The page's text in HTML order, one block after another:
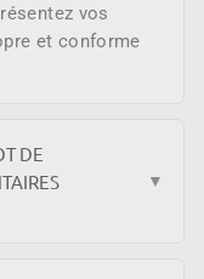
vos
et conforme
DE
▼